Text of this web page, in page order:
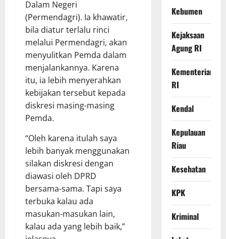
Dalam Negeri
(Permendagri). Ia khawatir,
bila diatur terlalu rinci
melalui Permendagri, akan
menyulitkan Pemda dalam
menjalankannya. Karena
itu, ia lebih menyerahkan
kebijakan tersebut kepada
diskresi masing-masing
Pemda.
“Oleh karena itulah saya
lebih banyak menggunakan
silakan diskresi dengan
diawasi oleh DPRD
bersama-sama. Tapi saya
terbuka kalau ada
masukan-masukan lain,
kalau ada yang lebih baik,”
Kebumen
Kejaksaan
Agung RI
Kementerian
RI
Kendal
Kepulauan
Riau
Kesehatan
KPK
Kriminal